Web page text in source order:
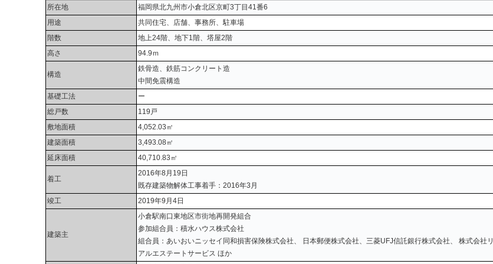
所在地
福岡県北九州市小倉北区京町3丁目41番6
用途
共同住宅、店舗、事務所、駐車場
階数
地上24階、地下1階、塔屋2階
高さ
94.9ｍ
構造
鉄骨造、鉄筋コンクリート造
中間免震構造
基礎工法
ー
総戸数
119戸
敷地面積
4,052.03㎡
建築面積
3,493.08㎡
延床面積
40,710.83㎡
着工
2016年8月19日
既存建築物解体工事着手：2016年3月
竣工
2019年9月4日
建築主
小倉駅南口東地区市街地再開発組合
参加組合員：積水ハウス株式会社
組合員：あいおいニッセイ同和損害保険株式会社、 日本郵便株式会社、三菱UFJ信託銀行株式会社、 株式会社リ
アルエステートサービス ほか